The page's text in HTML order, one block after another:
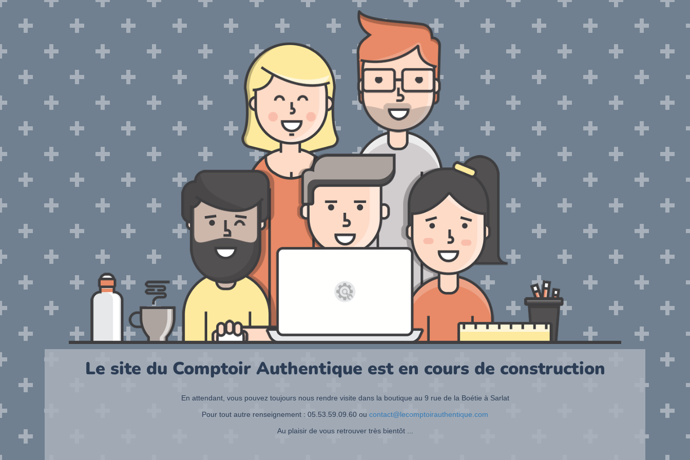
Le site du Comptoir Authentique est en cours de construction
En attendant, vous pouvez toujours nous rendre visite dans la boutique au 9 rue de la Boétie à Sarlat
Pour tout autre renseignement : 05.53.59.09.60 ou contact@lecomptoirauthentique.com
Au plaisir de vous retrouver très bientôt ...